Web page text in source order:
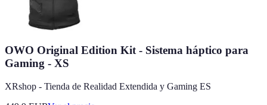
OWO Original Edition Kit - Sistema háptico para
Gaming - XS
XRshop - Tienda de Realidad Extendida y Gaming ES